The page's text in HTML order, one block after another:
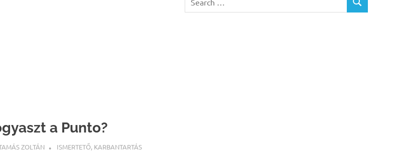
a Punto?
ZOLTÁN ISMERTETŐ, KARBANTARTÁS
for:
SEARCH